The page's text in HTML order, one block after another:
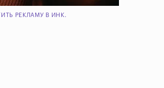
РЕКЛАМУ В ИНК.